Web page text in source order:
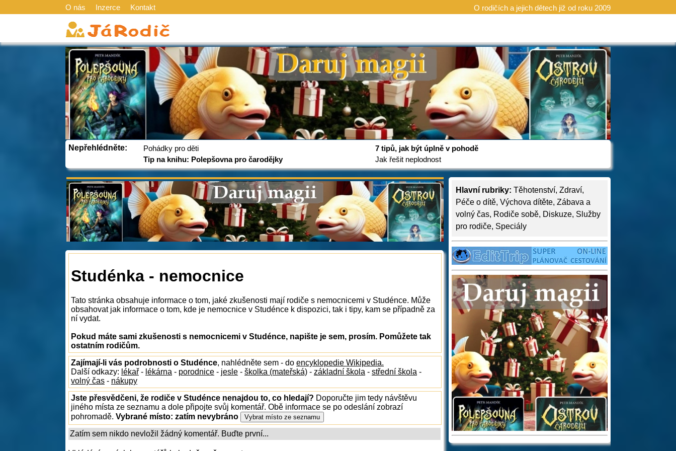
O nás Inzerce Kontakt O rodičích a jejich dětech již od roku 2009
Nepřehlédněte:
Pohádky pro děti
Tip na knihu: Polepšovna pro čarodějky
7 tipů, jak být úplně v pohodě
Jak řešit neplodnost
Hlavní rubriky: Těhotenství, Zdraví,
Péče o dítě, Výchova dítěte, Zábava a
volný čas, Rodiče sobě, Diskuze, Služby
pro rodiče, Speciály
Studénka - nemocnice
Tato stránka obsahuje informace o tom, jaké zkušenosti mají rodiče s nemocnicemi v Studénce. Může
obsahovat jak informace o tom, kde je nemocnice v Studénce k dispozici, tak i tipy, kam se případně za
ní vydat.
Pokud máte sami zkušenosti s nemocnicemi v Studénce, napište je sem, prosím. Pomůžete tak
ostatním rodičům.
Zajímají-li vás podrobnosti o Studénce, nahlédněte sem - do encyklopedie Wikipedia.
Další odkazy: lékař - lékárna - porodnice - jesle - školka (mateřská) - základní škola - střední škola -
volný čas - nákupy
Jste přesvědčeni, že rodiče v Studénce nenajdou to, co hledají? Doporučte jim tedy návštěvu
jiného místa ze seznamu a dole připojte svůj komentář. Obě informace se po odeslání zobrazí
pohromadě. Vybrané místo: zatím nevybráno
Zatím sem nikdo nevložil žádný komentář. Buďte první...